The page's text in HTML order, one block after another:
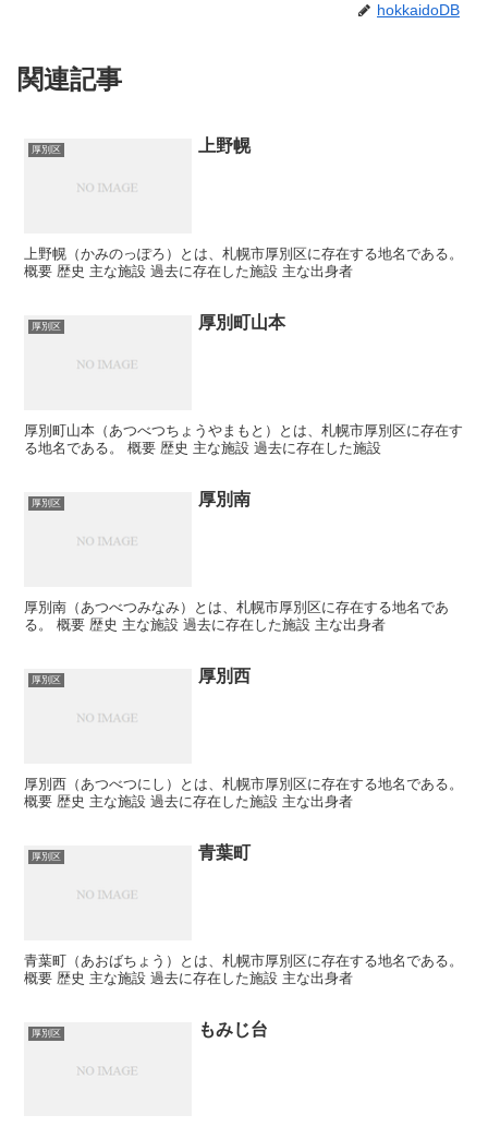
hokkaidoDB
関連記事
厚別区 上野幌
上野幌（かみのっぽろ）とは、札幌市厚別区に存在する地名である。
概要 歴史 主な施設 過去に存在した施設 主な出身者
厚別区 厚別町山本
厚別町山本（あつべつちょうやまもと）とは、札幌市厚別区に存在す
る地名である。 概要 歴史 主な施設 過去に存在した施設
厚別区 厚別南
厚別南（あつべつみなみ）とは、札幌市厚別区に存在する地名であ
る。 概要 歴史 主な施設 過去に存在した施設 主な出身者
厚別区 厚別西
厚別西（あつべつにし）とは、札幌市厚別区に存在する地名である。
概要 歴史 主な施設 過去に存在した施設 主な出身者
厚別区 青葉町
青葉町（あおばちょう）とは、札幌市厚別区に存在する地名である。
概要 歴史 主な施設 過去に存在した施設 主な出身者
厚別区 もみじ台